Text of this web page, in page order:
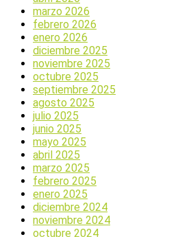
marzo 2026
febrero 2026
enero 2026
diciembre 2025
noviembre 2025
octubre 2025
septiembre 2025
agosto 2025
julio 2025
junio 2025
mayo 2025
abril 2025
marzo 2025
febrero 2025
enero 2025
diciembre 2024
noviembre 2024
octubre 2024